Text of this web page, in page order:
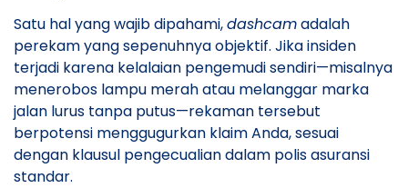
​Satu hal yang wajib dipahami,dashcamadalah
perekam yang sepenuhnya objektif. Jika insiden
terjadi karena kelalaian pengemudi sendiri—misalnya
menerobos lampu merah atau melanggar marka
jalan lurus tanpa putus—rekaman tersebut
berpotensi menggugurkan klaim Anda, sesuai
dengan klausul pengecualian dalam polis asuransi
standar.